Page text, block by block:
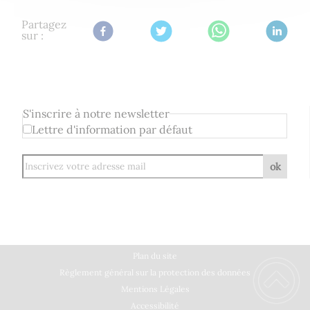
Partagez
sur :
S'inscrire à notre newsletter
Lettre d'information par défaut
ok
Plan du site
Règlement général sur la protection des données
Mentions Légales
Accessibilité